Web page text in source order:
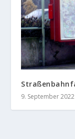
9. September 2022